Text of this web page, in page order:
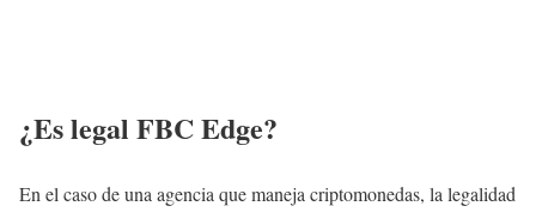
¿Es legal FBC Edge?
En el caso de una agencia que maneja criptomonedas, la legalidad